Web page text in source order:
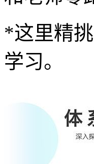
*这里精
学习。